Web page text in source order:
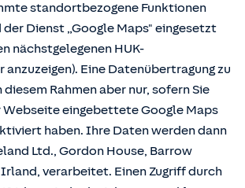
standortbezogene Funktionen
Dienst „Google Maps" eingesetzt
nächstgelegenen HUK-
Eine Datenübertragung zu
Rahmen aber nur, sofern Sie
Webseite eingebettete Google Maps
haben. Ihre Daten werden dann
Ltd., Gordon House, Barrow
verarbeitet. Einen Zugriff durch